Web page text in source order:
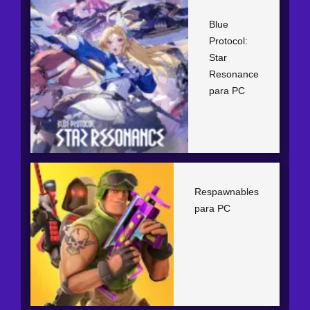
Blue
Protocol:
Star
Resonance
para PC
Respawnables
para PC